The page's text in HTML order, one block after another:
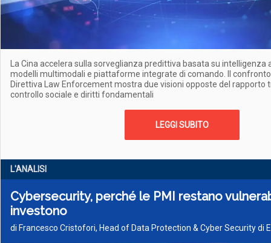
La Cina accelera sulla sorveglianza predittiva basata su
modelli multimodali e piattaforme integrate di comando. Il confronto
Direttiva Law Enforcement mostra due visioni opposte del rapporto
controllo sociale e diritti fondamentali
LEGGI SUBITO
L'ANALISI
Cybersecurity, perché le PMI restano
investono
di Francesco Cristofori, Head of Data Protection & Cyber Security di